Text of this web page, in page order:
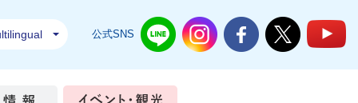
公式SNS 結城市公式LINE結城市公式Instagram
結城市公式Facebook
結城市公式
づくり 市政情報